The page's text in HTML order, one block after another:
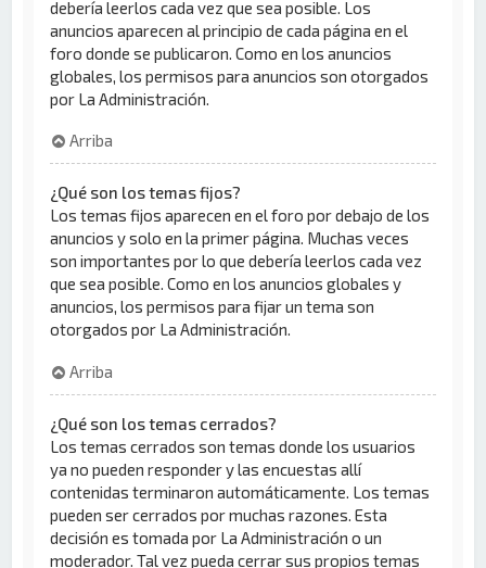
debería leerlos cada vez que sea posible. Los
anuncios aparecen al principio de cada página en el
foro donde se publicaron. Como en los anuncios
globales, los permisos para anuncios son otorgados
por La Administración.
Arriba
¿Qué son los temas fijos?
Los temas fijos aparecen en el foro por debajo de los
anuncios y solo en la primer página. Muchas veces
son importantes por lo que debería leerlos cada vez
que sea posible. Como en los anuncios globales y
anuncios, los permisos para fijar un tema son
otorgados por La Administración.
Arriba
¿Qué son los temas cerrados?
Los temas cerrados son temas donde los usuarios
ya no pueden responder y las encuestas allí
contenidas terminaron automáticamente. Los temas
pueden ser cerrados por muchas razones. Esta
decisión es tomada por La Administración o un
moderador. Tal vez pueda cerrar sus propios temas